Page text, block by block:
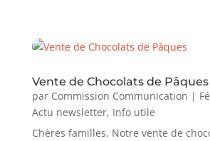
Vente de Chocolats de Pâques
par Commission Communication |
Actu newsletter, Info utile
Chères familles, Notre vente de